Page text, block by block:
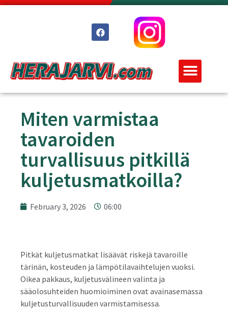
Miten varmistaa
tavaroiden
turvallisuus pitkillä
kuljetusmatkoilla?
February 3, 2026 06:00
Pitkät kuljetusmatkat lisäävät riskejä tavaroille
tärinän, kosteuden ja lämpötilavaihtelujen vuoksi.
Oikea pakkaus, kuljetusvälineen valinta ja
sääolosuhteiden huomioiminen ovat avainasemassa
kuljetusturvallisuuden varmistamisessa.